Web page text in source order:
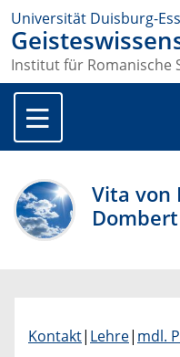
Universität Duisburg-
Institut für Romanische
Vita von
Dombert
Kontakt| Lehre| mdl.